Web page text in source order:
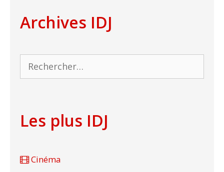
Archives IDJ
Rechercher :
Les plus IDJ
Cinéma